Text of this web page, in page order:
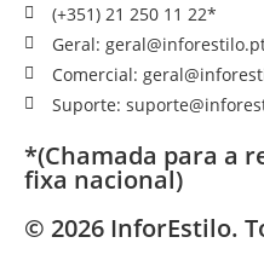
(+351) 21 250 11 22*
Geral:
Comercial:
Suporte:
*(Chamada para a
fixa nacional)
© 2026 InforEstilo.